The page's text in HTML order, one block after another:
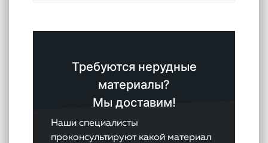
Требуются нерудные
материалы?
Мы доставим!
Наши специалисты
проконсультируют какой материал